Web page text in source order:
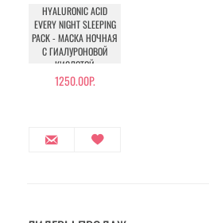
HYALURONIC ACID
EVERY NIGHT SLEEPING
PACK - МАСКА НОЧНАЯ
С ГИАЛУРОНОВОЙ
КИСЛОТОЙ
1250.00Р.